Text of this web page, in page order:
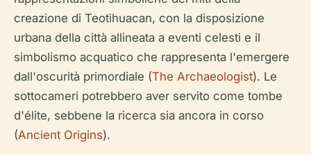
creazione di Teotihuacan, con la disposizione
urbana della città allineata a eventi celesti e il
simbolismo acquatico che rappresenta l'emergere
dall'oscurità primordiale (The Archaeologist). Le
sottocameri potrebbero aver servito come tombe
d'élite, sebbene la ricerca sia ancora in corso
(Ancient Origins).